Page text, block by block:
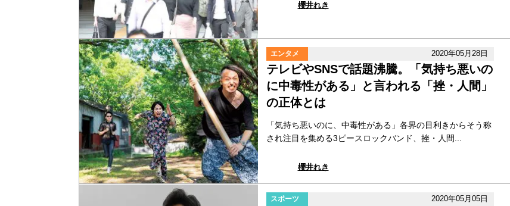
櫻井れき
エンタメ 2020年05月28日
テレビやSNSで話題沸騰。「気持ち悪いの
に中毒性がある」と言われる「挫・人間」
の正体とは
「気持ち悪いのに、中毒性がある」各界の目利きからそう称
され注目を集める3ピースロックバンド、挫・人間...
櫻井れき
スポーツ 2020年05月05日